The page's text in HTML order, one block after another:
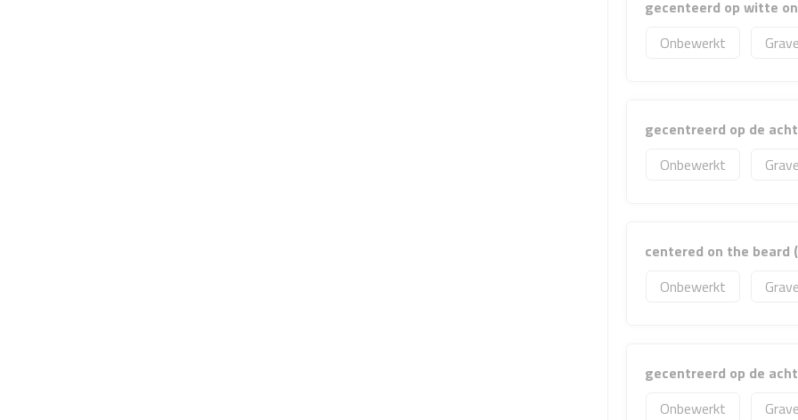
gecenteerd op witte
Onbewerkt
gecentreerd op de
Onbewerkt
centered on the beard
Onbewerkt
gecentreerd op de
Onbewerkt